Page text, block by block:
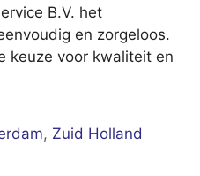
B.V. het
en zorgeloos.
keuze voor kwaliteit en
, Zuid Holland